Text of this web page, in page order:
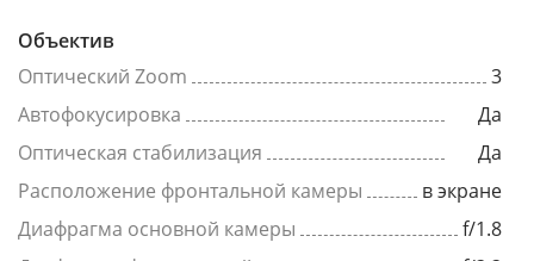
Объектив
Оптический Zoom
3
Автофокусировка
Да
Оптическая стабилизация
Да
Расположение фронтальной камеры
в экране
Диафрагма основной камеры
f/1.8